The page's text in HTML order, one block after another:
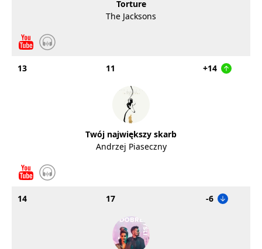
Torture
The Jacksons
13 11 +14
Twój największy skarb
Andrzej Piaseczny
14 17 -6